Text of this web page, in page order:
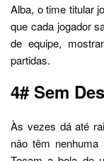
Alba, o time titular
que cada jogador
de equipe,
partidas.
4# Sem
Às vezes dá até
não têm